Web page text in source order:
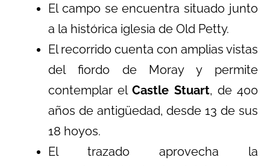
El campo se encuentra situado junto
a la histórica iglesia de Old Petty.
El recorrido cuenta con amplias vistas
del fiordo de Moray y permite
contemplar elCastle Stuart, de 400
años de antigüedad, desde 13 de sus
18 hoyos.
El trazado aprovecha la